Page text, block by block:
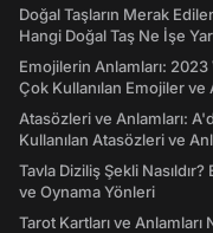
Doğal Taşların Merak
Hangi Doğal Taş Ne İşe
Emojilerin Anlamları:
Çok Kullanılan Emojiler ve
Atasözleri ve Anlamları:
Kullanılan Atasözleri ve
Tavla Diziliş Şekli Nasıldır?
ve Oynama Yönleri
Tarot Kartları ve